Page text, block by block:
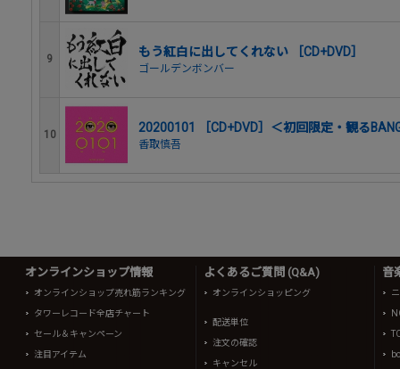
9 もう紅白に出してくれない ［CD+DVD］
ゴールデンボンバー
10 20200101 ［CD+DVD］＜初回限定・観る
香取慎吾
オンラインショップ情報
オンラインショップ売れ筋ランキング
タワーレコード全店チャート
セール＆キャンペーン
注目アイテム
よくあるご質問 (Q&A)
オンラインショッピング
配送単位
注文の確認
キャンセル
音